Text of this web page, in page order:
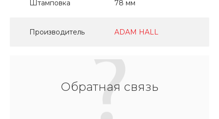
Штамповка 78 мм
Производитель ADAM HALL
Обратная связь